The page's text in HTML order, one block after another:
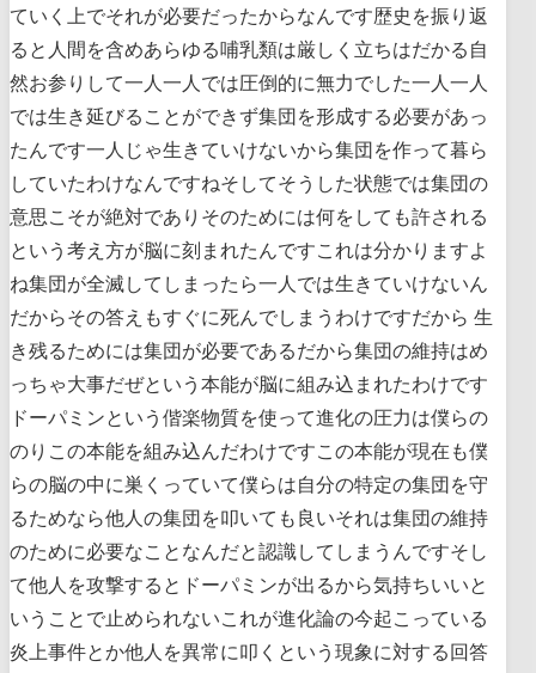
ていく上でそれが必要だったからなんです歴史を振り返
ると人間を含めあらゆる哺乳類は厳しく立ちはだかる自
然お参りして一人一人では圧倒的に無力でした一人一人
では生き延びることができず集団を形成する必要があっ
たんです一人じゃ生きていけないから集団を作って暮ら
していたわけなんですねそしてそうした状態では集団の
意思こそが絶対でありそのためには何をしても許される
という考え方が脳に刻まれたんですこれは分かりますよ
ね集団が全滅してしまったら一人では生きていけないん
だからその答えもすぐに死んでしまうわけですだから 生
き残るためには集団が必要であるだから集団の維持はめ
っちゃ大事だぜという本能が脳に組み込まれたわけです
ドーパミンという偕楽物質を使って進化の圧力は僕らの
のりこの本能を組み込んだわけですこの本能が現在も僕
らの脳の中に巣くっていて僕らは自分の特定の集団を守
るためなら他人の集団を叩いても良いそれは集団の維持
のために必要なことなんだと認識してしまうんですそし
て他人を攻撃するとドーパミンが出るから気持ちいいと
いうことで止められないこれが進化論の今起こっている
炎上事件とか他人を異常に叩くという現象に対する回答